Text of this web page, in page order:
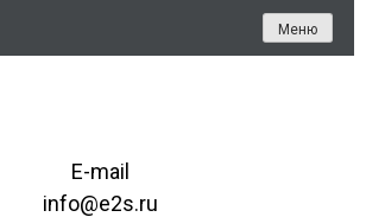
Меню
E-mail
info@e2s.ru